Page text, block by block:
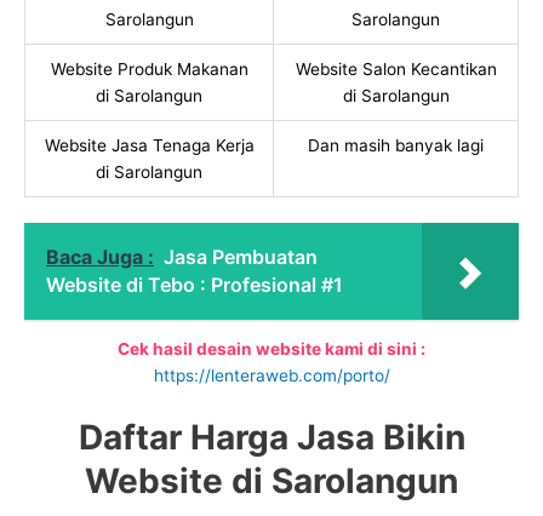
Sarolangun
Sarolangun
Website Produk Makanan
di Sarolangun
Website Salon Kecantikan
di Sarolangun
Website Jasa Tenaga Kerja
di Sarolangun
Dan masih banyak lagi
Baca Juga : Jasa Pembuatan
Website di Tebo : Profesional #1
Cek hasil desain website kami di sini :
https://lenteraweb.com/porto/
Daftar Harga Jasa Bikin
Website di Sarolangun